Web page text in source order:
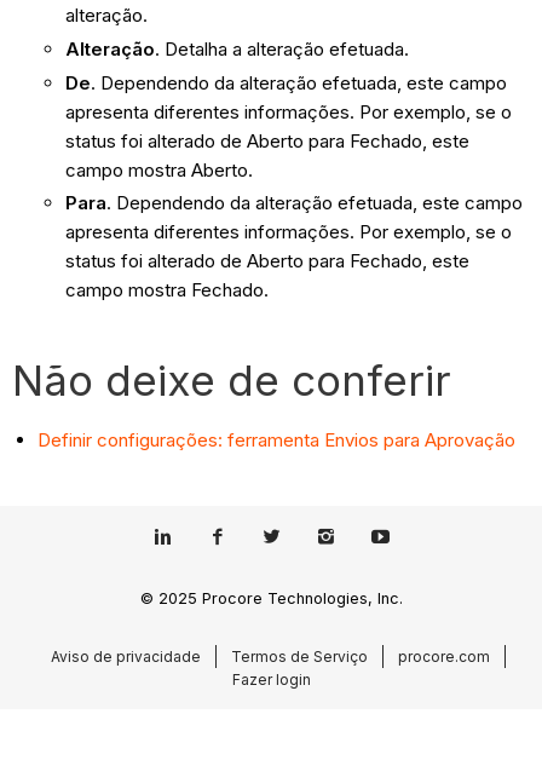
alteração.
Alteração. Detalha a alteração efetuada.
De. Dependendo da alteração efetuada, este campo
apresenta diferentes informações. Por exemplo, se o
status foi alterado de Aberto para Fechado, este
campo mostra Aberto.
Para. Dependendo da alteração efetuada, este campo
apresenta diferentes informações. Por exemplo, se o
status foi alterado de Aberto para Fechado, este
campo mostra Fechado.
Não deixe de conferir
Definir configurações: ferramenta Envios para Aprovação
© 2025 Procore Technologies, Inc.
Aviso de privacidade Termos de Serviço
procore.com
Fazer login